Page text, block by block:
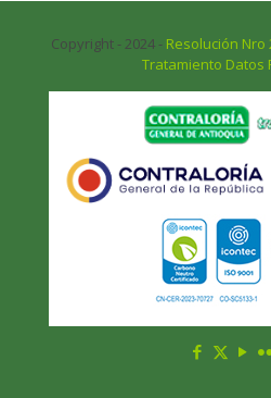
Copyright - 2024 - Resolución Nro
Tratamiento Datos